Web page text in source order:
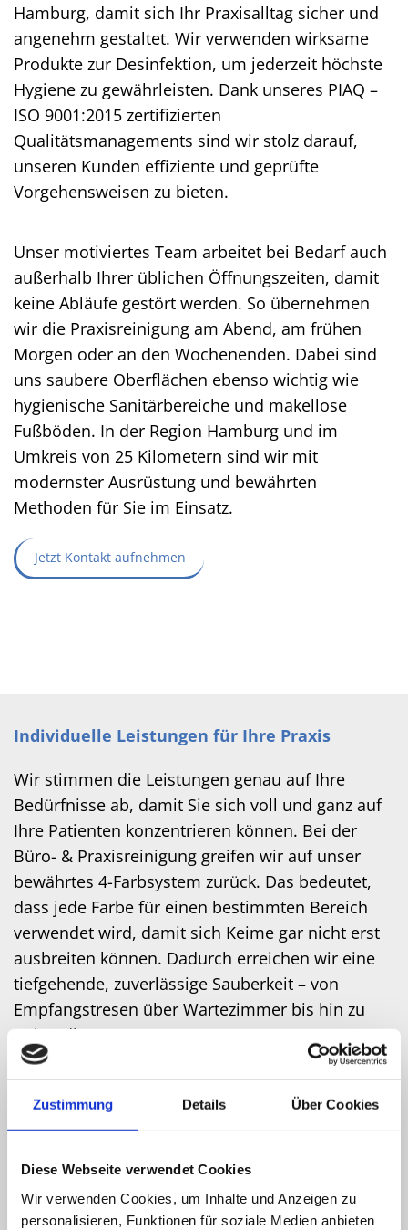
Zustimmung Details Über Cookies
Diese Webseite verwendet Cookies
Wir verwenden Cookies, um Inhalte und Anzeigen zu
personalisieren, Funktionen für soziale Medien anbieten
Hamburg, damit sich Ihr Praxisalltag sicher und
angenehm gestaltet. Wir verwenden wirksame
Produkte zur Desinfektion, um jederzeit höchste
Hygiene zu gewährleisten. Dank unseres PIAQ –
ISO 9001:2015 zertifizierten
Qualitätsmanagements sind wir stolz darauf,
unseren Kunden effiziente und geprüfte
Vorgehensweisen zu bieten.
Unser motiviertes Team arbeitet bei Bedarf auch
außerhalb Ihrer üblichen Öffnungszeiten, damit
keine Abläufe gestört werden. So übernehmen
wir die Praxisreinigung am Abend, am frühen
Morgen oder an den Wochenenden. Dabei sind
uns saubere Oberflächen ebenso wichtig wie
hygienische Sanitärbereiche und makellose
Fußböden. In der Region Hamburg und im
Umkreis von 25 Kilometern sind wir mit
modernster Ausrüstung und bewährten
Methoden für Sie im Einsatz.
Jetzt Kontakt aufnehmen
Individuelle Leistungen für Ihre Praxis
Wir stimmen die Leistungen genau auf Ihre
Bedürfnisse ab, damit Sie sich voll und ganz auf
Ihre Patienten konzentrieren können. Bei der
Büro- & Praxisreinigung greifen wir auf unser
bewährtes 4-Farbsystem zurück. Das bedeutet,
dass jede Farbe für einen bestimmten Bereich
verwendet wird, damit sich Keime gar nicht erst
ausbreiten können. Dadurch erreichen wir eine
tiefgehende, zuverlässige Sauberkeit – von
Empfangstresen über Wartezimmer bis hin zu
Behandlungsräumen.
Gründliche Desinfektion aller wichtigen
Kontaktflächen
Sorgfältige Pflege von Mobiliar und Böden
Entsorgung von Abfällen und gründliches
Leeren aller Mülleimer